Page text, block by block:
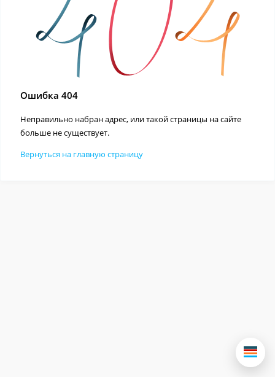
Ошибка 404
Неправильно набран адрес, или такой страницы на сайте
больше не существует.
Вернуться на главную страницу